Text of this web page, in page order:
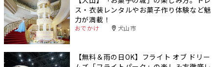
ス・衣装レンタルやお菓子作り体験など魅
力が満載！
おでかけ 犬山市
【無料＆雨の日OK】フライト オブ ドリー